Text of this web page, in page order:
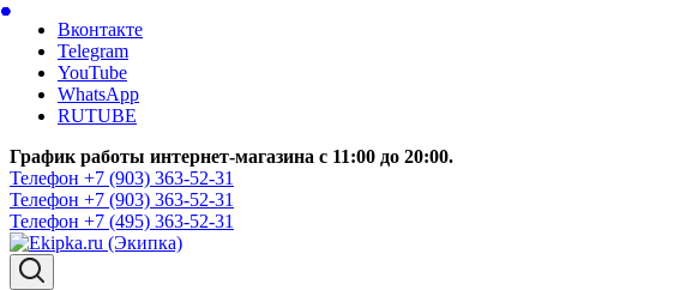
Вконтакте
Telegram
YouTube
WhatsApp
RUTUBE
График работы интернет-магазина с 11:00 до 20:00.
Телефон +7 (903) 363-52-31
Телефон +7 (903) 363-52-31
Телефон +7 (495) 363-52-31